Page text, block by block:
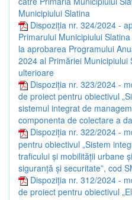
Municipiului Slatina
Dispoziția nr. 324/2024 -
Primarului Municipiului
la aprobarea Programului
2024 al Primăriei Municipiului
ulterioare
Dispoziția nr. 323/2024 -
de proiect pentru obiectivul
sistemul integrat de
componenta de colectare a
Dispoziția nr. 322/2024 -
pentru obiectivul „Sistem
traficului și mobilității urbane
siguranță și securitate”, cod
Dispoziția nr. 312/2024 -
de proiect pentru obiectivul